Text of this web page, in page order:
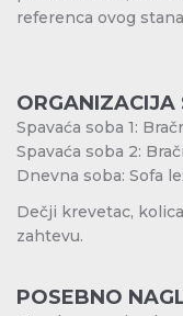
referenca ovog
ORGANIZACIJA
Spavaća soba 1:
Spavaća soba 2:
Dnevna soba: Sofa
Dečji krevetac,
zahtevu.
POSEBNO